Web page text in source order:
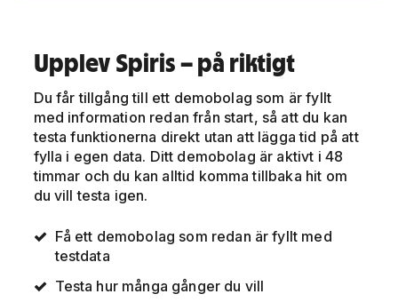
Upplev Spiris – på riktigt
Du får tillgång till ett demobolag som är fyllt
med information redan från start, så att du kan
testa funktionerna direkt utan att lägga tid på att
fylla i egen data. Ditt demobolag är aktivt i 48
timmar och du kan alltid komma tillbaka hit om
du vill testa igen.
Få ett demobolag som redan är fyllt med
testdata
Testa hur många gånger du vill